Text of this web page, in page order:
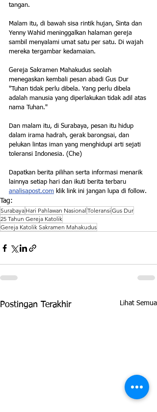
tangan.
Malam itu, di bawah sisa rintik hujan, Sinta dan
Yenny Wahid meninggalkan halaman gereja
sambil menyalami umat satu per satu. Di wajah
mereka tergambar kedamaian.
Gereja Sakramen Mahakudus seolah
menegaskan kembali pesan abadi Gus Dur
"Tuhan tidak perlu dibela. Yang perlu dibela
adalah manusia yang diperlakukan tidak adil atas
nama Tuhan."
Dan malam itu, di Surabaya, pesan itu hidup
dalam irama hadrah, gerak barongsai, dan
pelukan lintas iman yang menghidupi arti sejati
toleransi Indonesia. (Che)
Dapatkan berita pilihan serta informasi menarik
lainnya setiap hari dan ikuti berita terbaru
analisapost.com klik link ini jangan lupa di follow.
Tag:
Surabaya Hari Pahlawan Nasional Toleransi Gus Dur
25 Tahun Gereja Katolik
Gereja Katolik Sakramen Mahakudus
Postingan Terakhir Lihat Semua